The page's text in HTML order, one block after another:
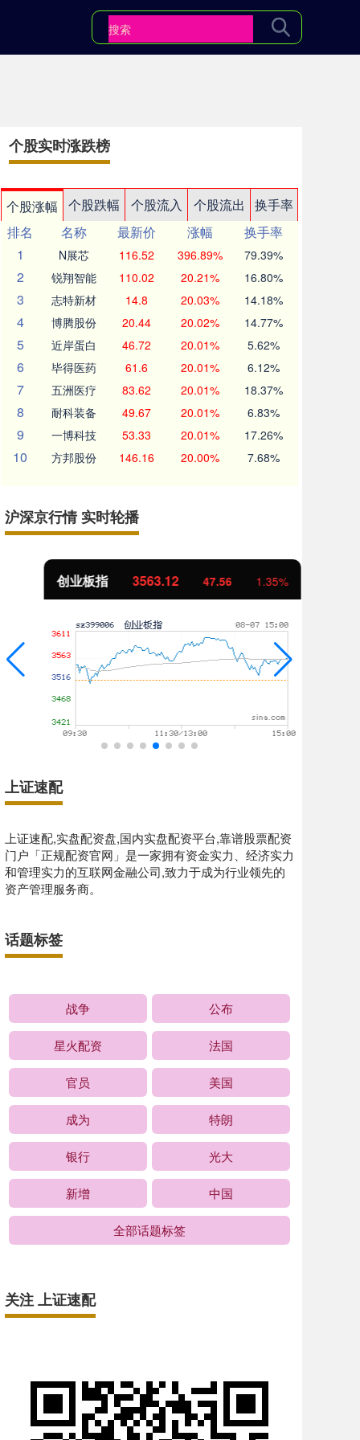
个股实时涨跌榜
个股涨幅 个股跌幅 个股流入 个股流出
换手率
排名
名称 最新价 涨幅
换手率
1
N展芯 116.52 396.89% 79.39%
2 锐翔智能 110.02 20.21% 16.80%
3 志特新材 14.8 20.03% 14.18%
4 博腾股份 20.44 20.02% 14.77%
5 近岸蛋白 46.72 20.01% 5.62%
6 毕得医药 61.6 20.01% 6.12%
7 五洲医疗 83.62 20.01% 18.37%
8 耐科装备 49.67 20.01% 6.83%
9 一博科技 53.33 20.01% 17.26%
10 方邦股份 146.16 20.00% 7.68%
沪深京行情 实时轮播
创业板指 3563.12 47.56 1.35%
上证速配
上证速配,实盘配资盘,国内实盘配资平台,靠谱股票配资
门户「正规配资官网」是一家拥有资金实力、经济实力
和管理实力的互联网金融公司,致力于成为行业领先的
资产管理服务商。
话题标签
战争 公布
星火配资 法国
官员 美国
成为 特朗
银行 光大
新增 中国
全部话题标签
关注 上证速配